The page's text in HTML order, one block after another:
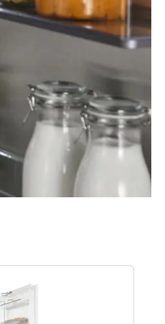
C. Höchste bis niedrigste